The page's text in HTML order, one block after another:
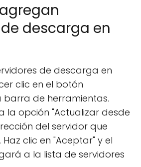
descarga en
de descarga en
clic en el botón
barra de herramientas.
la opción "Actualizar desde
del servidor que
clic en "Aceptar" y el
a la lista de servidores